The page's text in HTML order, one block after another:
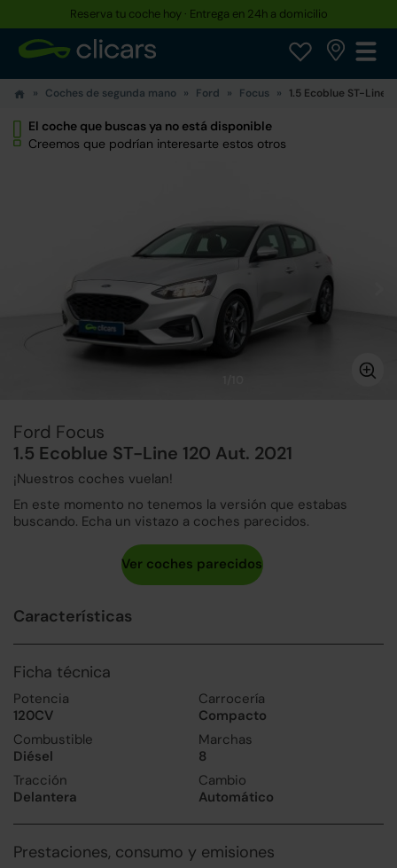
Reserva tu coche hoy · Entrega en 24h a domicilio
Coches de segunda mano Ford Focus 1.5 Ecoblue ST-Line
El coche que buscas ya no está disponible
Creemos que podrían interesarte estos otros
Ford Focus
1.5 Ecoblue ST-Line 120 Aut. 2021
¡Nuestros coches vuelan!
En este momento no tenemos la versión que estabas
buscando. Echa un vistazo a coches parecidos.
Características
Ficha técnica
Potencia
120CV
Carrocería
Compacto
Combustible
Diésel
Marchas
8
Tracción
Delantera
Cambio
Automático
Prestaciones, consumo y emisiones